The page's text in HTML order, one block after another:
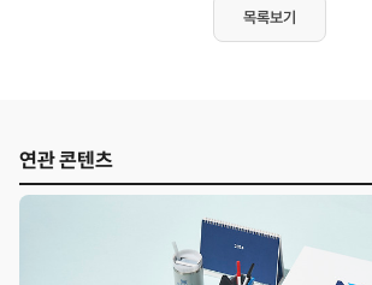
목록보기
연관 콘텐츠